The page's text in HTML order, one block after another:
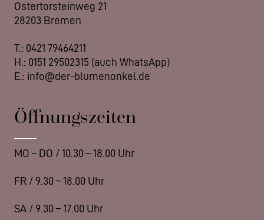
Ostertorsteinweg 21
28203 Bremen
T.: 0421 79464211
H.: 0151 29502315 (auch WhatsApp)
E.: info@der-blumenonkel.de
Öffnungszeiten
MO – DO / 10.30 – 18.00 Uhr
FR / 9.30 – 18.00 Uhr
SA / 9.30 – 17.00 Uhr